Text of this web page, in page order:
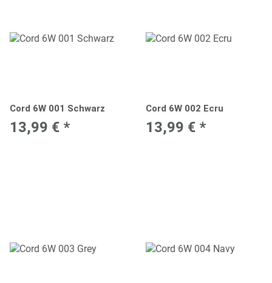
Cord 6W 001 Schwarz
13,99 € *
Cord 6W 002 Ecru
13,99 € *